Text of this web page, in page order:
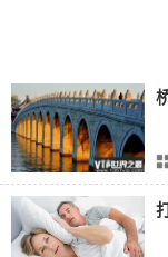
拉昂错湖又被叫做
这么解释的。在藏
水，不管是人还是